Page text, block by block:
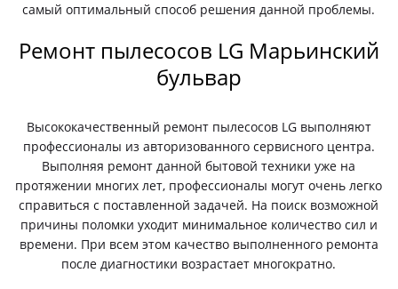
самый оптимальный способ решения данной проблемы.
Ремонт пылесосов LG Марьинский
бульвар
Высококачественный ремонт пылесосов LG выполняют
профессионалы из авторизованного сервисного центра.
Выполняя ремонт данной бытовой техники уже на
протяжении многих лет, профессионалы могут очень легко
справиться с поставленной задачей. На поиск возможной
причины поломки уходит минимальное количество сил и
времени. При всем этом качество выполненного ремонта
после диагностики возрастает многократно.